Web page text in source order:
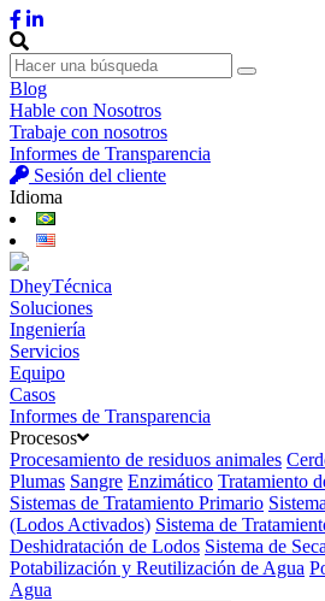
Blog
Hable con Nosotros
Trabaje con nosotros
Informes de Transparencia
Sesión del cliente
Idioma
DheyTécnica
Soluciones
Ingeniería
Servicios
Equipo
Casos
Informes de Transparencia
Procesos
Procesamiento de residuos animales
Plumas Sangre Enzimático Tratamiento
Sistemas de Tratamiento Primario
(Lodos Activados) Sistema de
Deshidratación de Lodos Sistema de
Potabilización y Reutilización de Agua
Agua